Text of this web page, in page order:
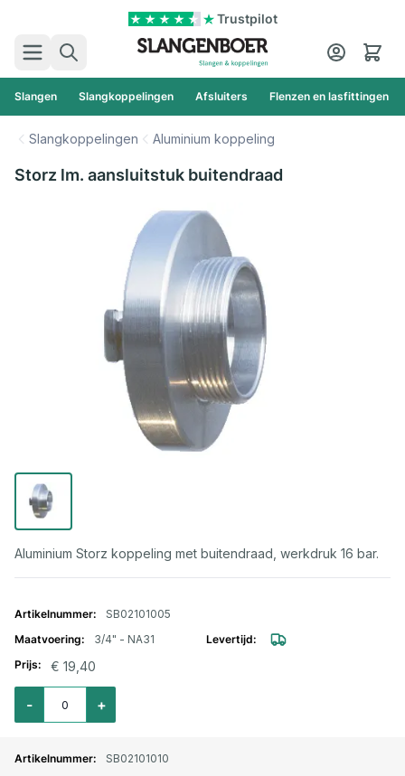
Trustpilot
Zoek
Cart
Slangen Slangkoppelingen Afsluiters Flenzen en lasfittingen
Slangkoppelingen Aluminium koppeling
Storz lm. aansluitstuk buitendraad
Aluminium Storz koppeling met buitendraad, werkdruk 16 bar.
SB02101005
3/4" - NA31
€ 19,40
Aantal voor Storz lm. aansluitstuk buitendraad 3/4"- NA31
+
-
SB02101010